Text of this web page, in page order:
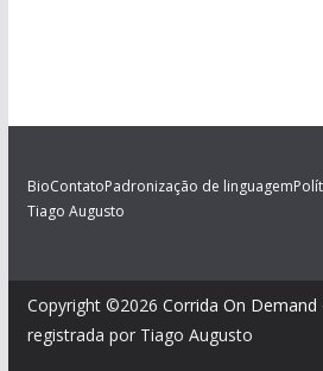
BioContatoPadronização de linguagem
Tiago Augusto
Copyright ©2026 Corrida On Demand
registrada por Tiago Augusto